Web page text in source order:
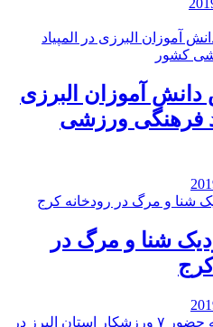
آموزان البرزی
فرهنگی ورزشی
شنا و مرگ در